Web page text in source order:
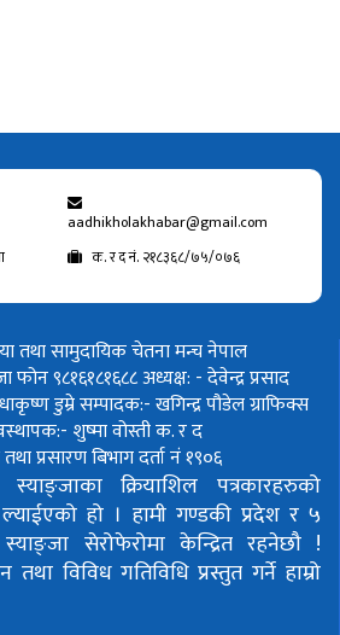
aadhikholakhabar@gmail.com
क. र द नं. २१८३६८/७५/०७६
तथा सामुदायिक चेतना मन्च नेपाल
फोन ९८१६१८१६८८अध्यक्ष: - देवेन्द्र प्रसाद
डुम्रेसम्पादक:- खगिन्द्र पौडेलग्राफिक्स
शुष्मा वोस्तीक. र द
प्रसारण बिभाग दर्ता नं १९०६
क्रियाशिल पत्रकारहरुको
हो । हामी गण्डकी प्रदेश र ५
सेरोफेरोमा केन्द्रित रहनेछौ !
तथा विविध गतिविधि प्रस्तुत गर्ने हाम्रो